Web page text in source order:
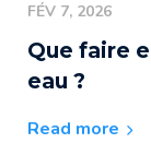
FÉV 7, 2026
Que faire
eau ?
Read more